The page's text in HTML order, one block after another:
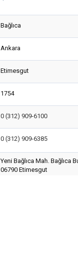
Bağlıca
Ankara
Etimesgut
1754
0 (312) 909-6100
0 (312) 909-6385
Yeni Bağlıca Mah. Bağlıca
06790 Etimesgut